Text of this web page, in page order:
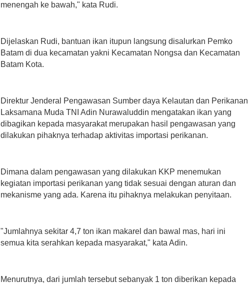
menengah ke bawah," kata Rudi.
Dijelaskan Rudi, bantuan ikan itupun langsung disalurkan Pemko
Batam di dua kecamatan yakni Kecamatan Nongsa dan Kecamatan
Batam Kota.
Direktur Jenderal Pengawasan Sumber daya Kelautan dan Perikanan
Laksamana Muda TNI Adin Nurawaluddin mengatakan ikan yang
dibagikan kepada masyarakat merupakan hasil pengawasan yang
dilakukan pihaknya terhadap aktivitas importasi perikanan.
Dimana dalam pengawasan yang dilakukan KKP menemukan
kegiatan importasi perikanan yang tidak sesuai dengan aturan dan
mekanisme yang ada. Karena itu pihaknya melakukan penyitaan.
"Jumlahnya sekitar 4,7 ton ikan makarel dan bawal mas, hari ini
semua kita serahkan kepada masyarakat," kata Adin.
Menurutnya, dari jumlah tersebut sebanyak 1 ton diberikan kepada